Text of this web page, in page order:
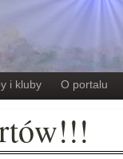
i kluby O portalu